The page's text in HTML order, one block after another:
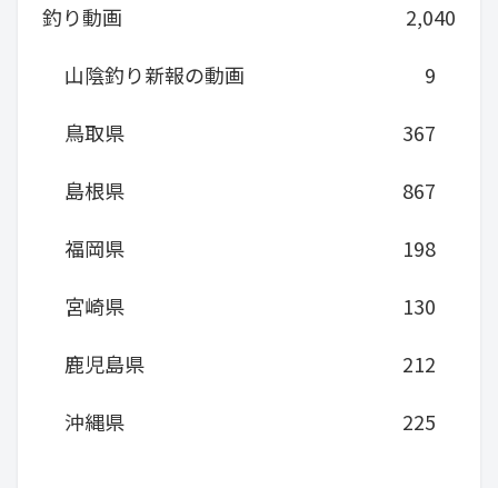
釣り動画
2,040
山陰釣り新報の動画
9
鳥取県
367
島根県
867
福岡県
198
宮崎県
130
鹿児島県
212
沖縄県
225